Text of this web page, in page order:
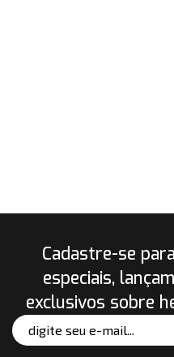
Cadastre-se
especiais,
exclusivos sobre